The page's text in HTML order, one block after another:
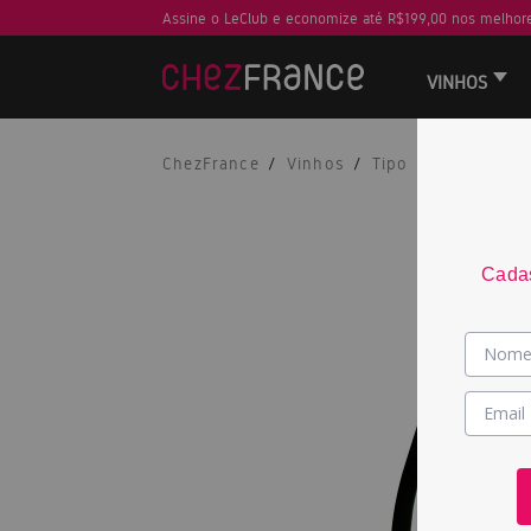
Assine o LeClub e economize até R$199,00 nos
VINHOS
ChezFrance Vinhos Tipo